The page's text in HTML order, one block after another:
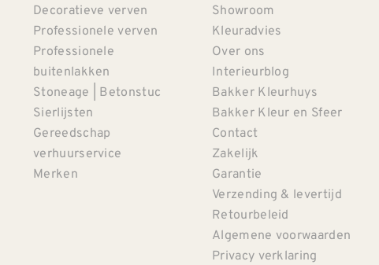
Decoratieve verven
Professionele verven
Professionele
buitenlakken
Stoneage | Betonstuc
Sierlijsten
Gereedschap
verhuurservice
Merken
Showroom
Kleuradvies
Over ons
Interieurblog
Bakker Kleurhuys
Bakker Kleur en Sfeer
Contact
Zakelijk
Garantie
Verzending & levertijd
Retourbeleid
Algemene voorwaarden
Privacy verklaring